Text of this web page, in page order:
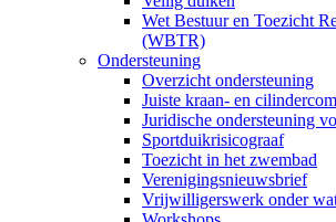
Wet Bestuur en Toezicht
(WBTR)
Ondersteuning
Overzicht ondersteuning
Juiste kraan- en
Juridische ondersteuning
Sportduikrisicograaf
Toezicht in het zwembad
Verenigingsnieuwsbrief
Vrijwilligerswerk onder